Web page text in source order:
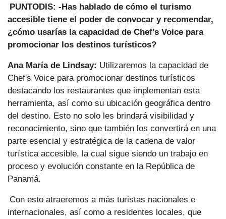
PUNTODIS: -Has hablado de cómo el turismo
accesible tiene el poder de convocar y recomendar,
¿cómo usarías la capacidad de Chef’s Voice para
promocionar los destinos turísticos?
Ana María de Lindsay: Utilizaremos la capacidad de
Chef's Voice para promocionar destinos turísticos
destacando los restaurantes que implementan esta
herramienta, así como su ubicación geográfica dentro
del destino. Esto no solo les brindará visibilidad y
reconocimiento, sino que también los convertirá en una
parte esencial y estratégica de la cadena de valor
turística accesible, la cual sigue siendo un trabajo en
proceso y evolución constante en la República de
Panamá.
Con esto atraeremos a más turistas nacionales e
internacionales, así como a residentes locales, que